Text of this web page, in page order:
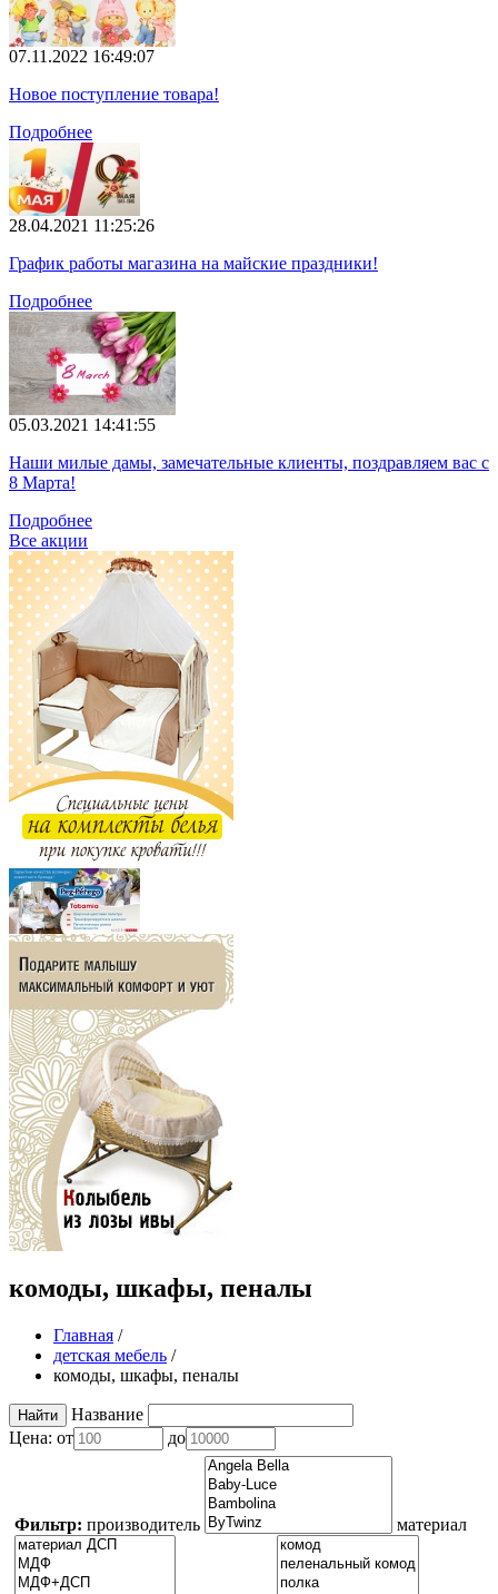
07.11.2022 16:49:07
Новое поступление товара!
Подробнее
28.04.2021 11:25:26
График работы магазина на майские праздники!
Подробнее
05.03.2021 14:41:55
Наши милые дамы, замечательные клиенты, поздравляем вас с
8 Марта!
Подробнее
Все акции
комоды, шкафы, пеналы
Главная /
детская мебель /
комоды, шкафы, пеналы
Название
Цена: от до
Фильтр: производитель материал